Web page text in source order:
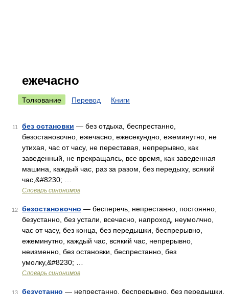
ежечасно
Толкование Перевод Книги
11 без остановки — без отдыха, беспрестанно,
безостановочно, ежечасно, ежесекундно, ежеминутно, не
утихая, час от часу, не переставая, непрерывно, как
заведенный, не прекращаясь, все время, как заведенная
машина, каждый час, раз за разом, без передыху, всякий
час,&#8230; …
Словарь синонимов
12 безостановочно — бесперечь, непрестанно, постоянно,
безустанно, без устали, всечасно, напроход, неумолчно,
час от часу, без конца, без передышки, беспрерывно,
ежеминутно, каждый час, всякий час, непрерывно,
неизменно, без остановки, беспрестанно, без
умолку,&#8230; …
Словарь синонимов
13 безустанно — непрестанно, беспрерывно, без передышки,